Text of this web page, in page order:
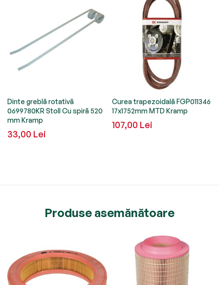
Dinte greblă rotativă
0699780KR Stoll Cu spiră 520
mm Kramp
33,00 Lei
Curea trapezoidală FGP011346
17x1752mm MTD Kramp
107,00 Lei
Produse asemănătoare